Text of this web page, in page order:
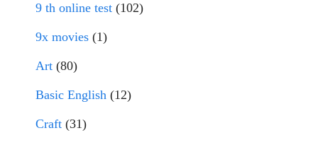
9 th online test (102)
9x movies (1)
Art (80)
Basic English (12)
Craft (31)